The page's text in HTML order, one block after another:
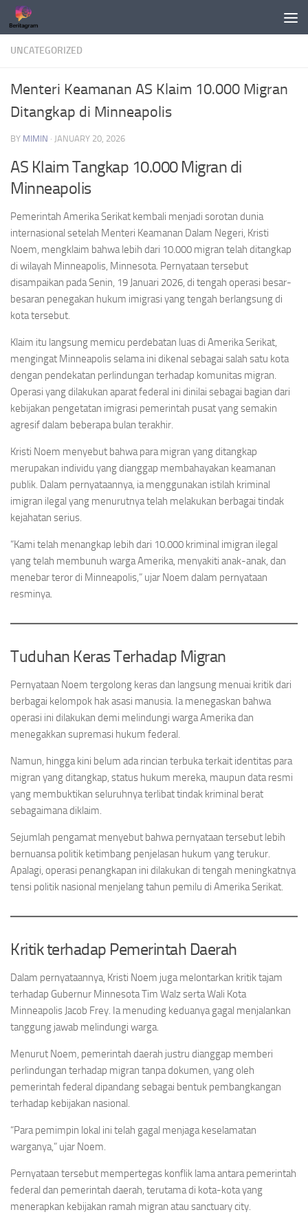
Skip to content
UNCATEGORIZED
Menteri Keamanan AS Klaim 10.000 Migran
Ditangkap di Minneapolis
BY MIMIN · JANUARY 20, 2026
AS Klaim Tangkap 10.000 Migran di
Minneapolis
Pemerintah Amerika Serikat kembali menjadi sorotan dunia
internasional setelah Menteri Keamanan Dalam Negeri, Kristi
Noem, mengklaim bahwa lebih dari 10.000 migran telah ditangkap
di wilayah Minneapolis, Minnesota. Pernyataan tersebut
disampaikan pada Senin, 19 Januari 2026, di tengah operasi besar-
besaran penegakan hukum imigrasi yang tengah berlangsung di
kota tersebut.
Klaim itu langsung memicu perdebatan luas di Amerika Serikat,
mengingat Minneapolis selama ini dikenal sebagai salah satu kota
dengan pendekatan perlindungan terhadap komunitas migran.
Operasi yang dilakukan aparat federal ini dinilai sebagai bagian dari
kebijakan pengetatan imigrasi pemerintah pusat yang semakin
agresif dalam beberapa bulan terakhir.
Kristi Noem menyebut bahwa para migran yang ditangkap
merupakan individu yang dianggap membahayakan keamanan
publik. Dalam pernyataannya, ia menggunakan istilah kriminal
imigran ilegal yang menurutnya telah melakukan berbagai tindak
kejahatan serius.
“Kami telah menangkap lebih dari 10.000 kriminal imigran ilegal
yang telah membunuh warga Amerika, menyakiti anak-anak, dan
menebar teror di Minneapolis,” ujar Noem dalam pernyataan
resminya.
Tuduhan Keras Terhadap Migran
Pernyataan Noem tergolong keras dan langsung menuai kritik dari
berbagai kelompok hak asasi manusia. Ia menegaskan bahwa
operasi ini dilakukan demi melindungi warga Amerika dan
menegakkan supremasi hukum federal.
Namun, hingga kini belum ada rincian terbuka terkait identitas para
migran yang ditangkap, status hukum mereka, maupun data resmi
yang membuktikan seluruhnya terlibat tindak kriminal berat
sebagaimana diklaim.
Sejumlah pengamat menyebut bahwa pernyataan tersebut lebih
bernuansa politik ketimbang penjelasan hukum yang terukur.
Apalagi, operasi penangkapan ini dilakukan di tengah meningkatnya
tensi politik nasional menjelang tahun pemilu di Amerika Serikat.
Kritik terhadap Pemerintah Daerah
Dalam pernyataannya, Kristi Noem juga melontarkan kritik tajam
terhadap Gubernur Minnesota Tim Walz serta Wali Kota
Minneapolis Jacob Frey. Ia menuding keduanya gagal menjalankan
tanggung jawab melindungi warga.
Menurut Noem, pemerintah daerah justru dianggap memberi
perlindungan terhadap migran tanpa dokumen, yang oleh
pemerintah federal dipandang sebagai bentuk pembangkangan
terhadap kebijakan nasional.
“Para pemimpin lokal ini telah gagal menjaga keselamatan
warganya,” ujar Noem.
Pernyataan tersebut mempertegas konflik lama antara pemerintah
federal dan pemerintah daerah, terutama di kota-kota yang
menerapkan kebijakan ramah migran atau sanctuary city.